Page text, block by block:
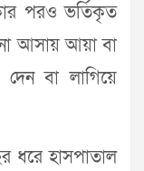
পরও ভর্তিকৃত
না আসায় আয়া বা
বা লাগিয়ে
ধরে হাসপাতাল